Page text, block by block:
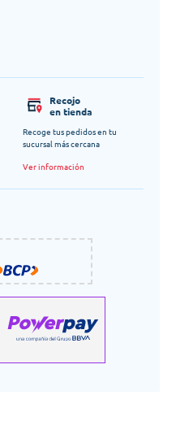
Recojo
en tienda
Recoge tus pedidos en tu
sucursal más cercana
Ver información